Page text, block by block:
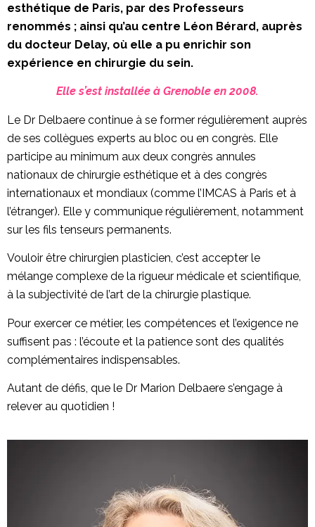
esthétique de Paris, par des Professeurs
renommés ; ainsi qu’au centre Léon Bérard, auprès
du docteur Delay, où elle a pu enrichir son
expérience en chirurgie du sein.
Elle s’est installée à Grenoble en 2008.
Le Dr Delbaere continue à se former régulièrement auprès
de ses collègues experts au bloc ou en congrès. Elle
participe au minimum aux deux congrès annules
nationaux de chirurgie esthétique et à des congrès
internationaux et mondiaux (comme l’IMCAS à Paris et à
l’étranger). Elle y communique régulièrement, notamment
sur les fils tenseurs permanents.
Vouloir être chirurgien plasticien, c’est accepter le
mélange complexe de la rigueur médicale et scientifique,
à la subjectivité de l’art de la chirurgie plastique.
Pour exercer ce métier, les compétences et l’exigence ne
suffisent pas : l’écoute et la patience sont des qualités
complémentaires indispensables.
Autant de défis, que le Dr Marion Delbaere s’engage à
relever au quotidien !